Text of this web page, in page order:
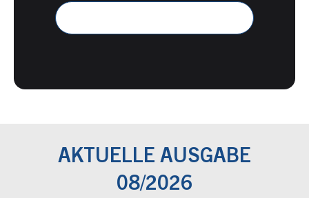
AKTUELLE AUSGABE
08/2026